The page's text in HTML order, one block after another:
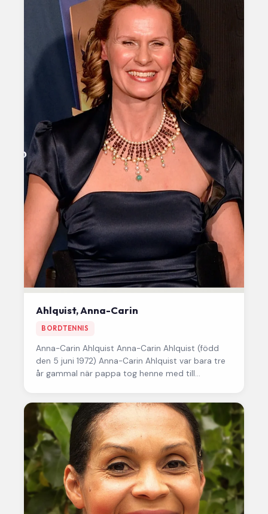
Ahlquist, Anna-Carin
BORDTENNIS
Anna-Carin Ahlquist Anna-Carin Ahlquist (född
den 5 juni 1972) Anna-Carin Ahlquist var bara tre
år gammal när pappa tog henne med till